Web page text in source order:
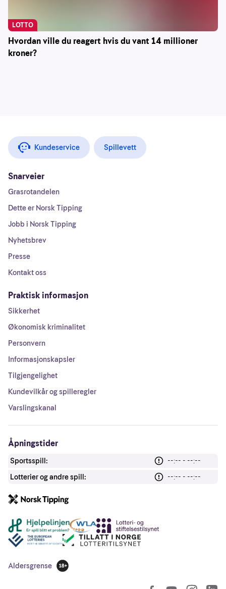
Hvordan ville du reagert hvis du vant 14 millioner
kroner?
LOTTO
Kundeservice Spillevett
Snarveier
Grasrotandelen
Dette er Norsk Tipping
Jobb i Norsk Tipping
Nyhetsbrev
Presse
Kontakt oss
Praktisk informasjon
Sikkerhet
Økonomisk kriminalitet
Personvern
Informasjonskapsler
Tilgjengelighet
Kundevilkår og spilleregler
Varslingskanal
Åpningstider
Sportsspill:
--:-- - --:--
Lotterier og andre spill:
--:-- - --:--
Andre lenker
Aldersgrense
18 år